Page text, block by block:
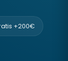
+200€